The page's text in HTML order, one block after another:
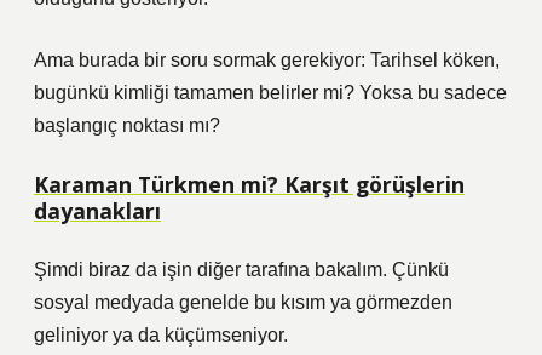
Ama burada bir soru sormak gerekiyor: Tarihsel köken,
bugünkü kimliği tamamen belirler mi? Yoksa bu sadece
başlangıç noktası mı?
Karaman Türkmen mi? Karşıt görüşlerin
dayanakları
Şimdi biraz da işin diğer tarafına bakalım. Çünkü
sosyal medyada genelde bu kısım ya görmezden
geliniyor ya da küçümseniyor.